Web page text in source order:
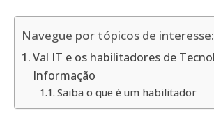
Navegue por tópicos de interesse:
Val IT e os habilitadores de
Informação
Saiba o que é um habilitador